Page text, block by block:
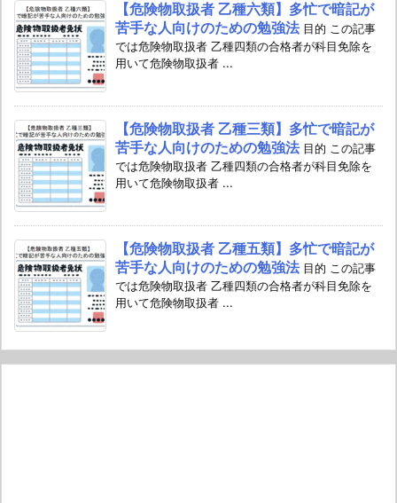
【危険物取扱者 乙種六類】多忙で暗記が
苦手な人向けのための勉強法 目的 この記事
では危険物取扱者 乙種四類の合格者が科目免除を
用いて危険物取扱者 ...
【危険物取扱者 乙種三類】多忙で暗記が
苦手な人向けのための勉強法 目的 この記事
では危険物取扱者 乙種四類の合格者が科目免除を
用いて危険物取扱者 ...
【危険物取扱者 乙種五類】多忙で暗記が
苦手な人向けのための勉強法 目的 この記事
では危険物取扱者 乙種四類の合格者が科目免除を
用いて危険物取扱者 ...